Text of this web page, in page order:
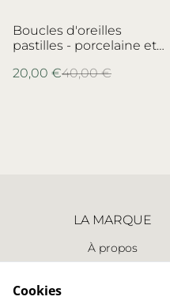
%
Boucles d'oreilles
pastilles - porcelaine et
Villeroy & Boch no.2
20,00 €40,00 €
LA MARQUE
À propos
Cookies